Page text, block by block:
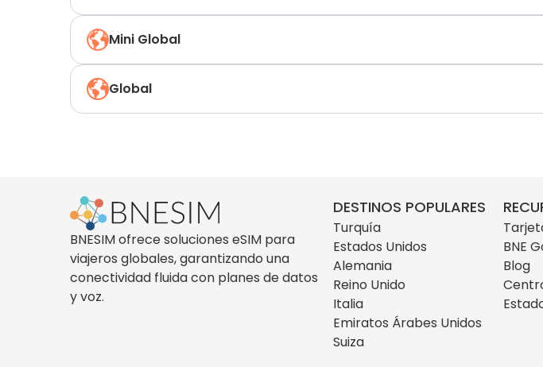
Mini Global
Global
BNESIM ofrece soluciones eSIM para
viajeros globales, garantizando una
conectividad fluida con planes de datos
y voz.
DESTINOS POPULARES
Turquía
Estados Unidos
Alemania
Reino Unido
Italia
Emiratos Árabes Unidos
Suiza
BNE
Blog